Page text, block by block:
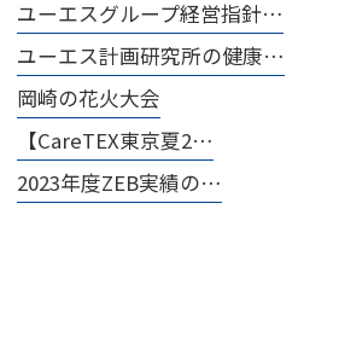
ユーエスグループ経営指針…
ユーエス計画研究所の健康…
岡崎の花火大会
【CareTEX東京夏2…
2023年度ZEB実績の…